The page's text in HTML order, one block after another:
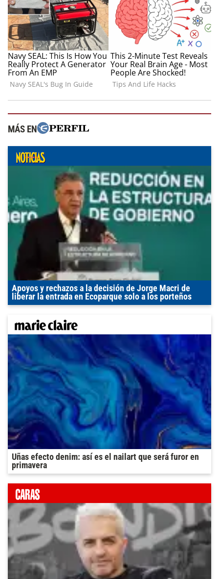
MÁS EN
Apoyos y rechazos a la decisión de Jorge Macri de
liberar la entrada en Ecoparque solo a los porteños
Uñas efecto denim: así es el nailart que será furor en
primavera